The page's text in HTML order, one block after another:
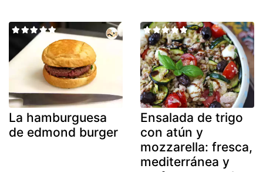
La hamburguesa
de edmond burger
Ensalada de trigo
con atún y
mozzarella: fresca,
mediterránea y